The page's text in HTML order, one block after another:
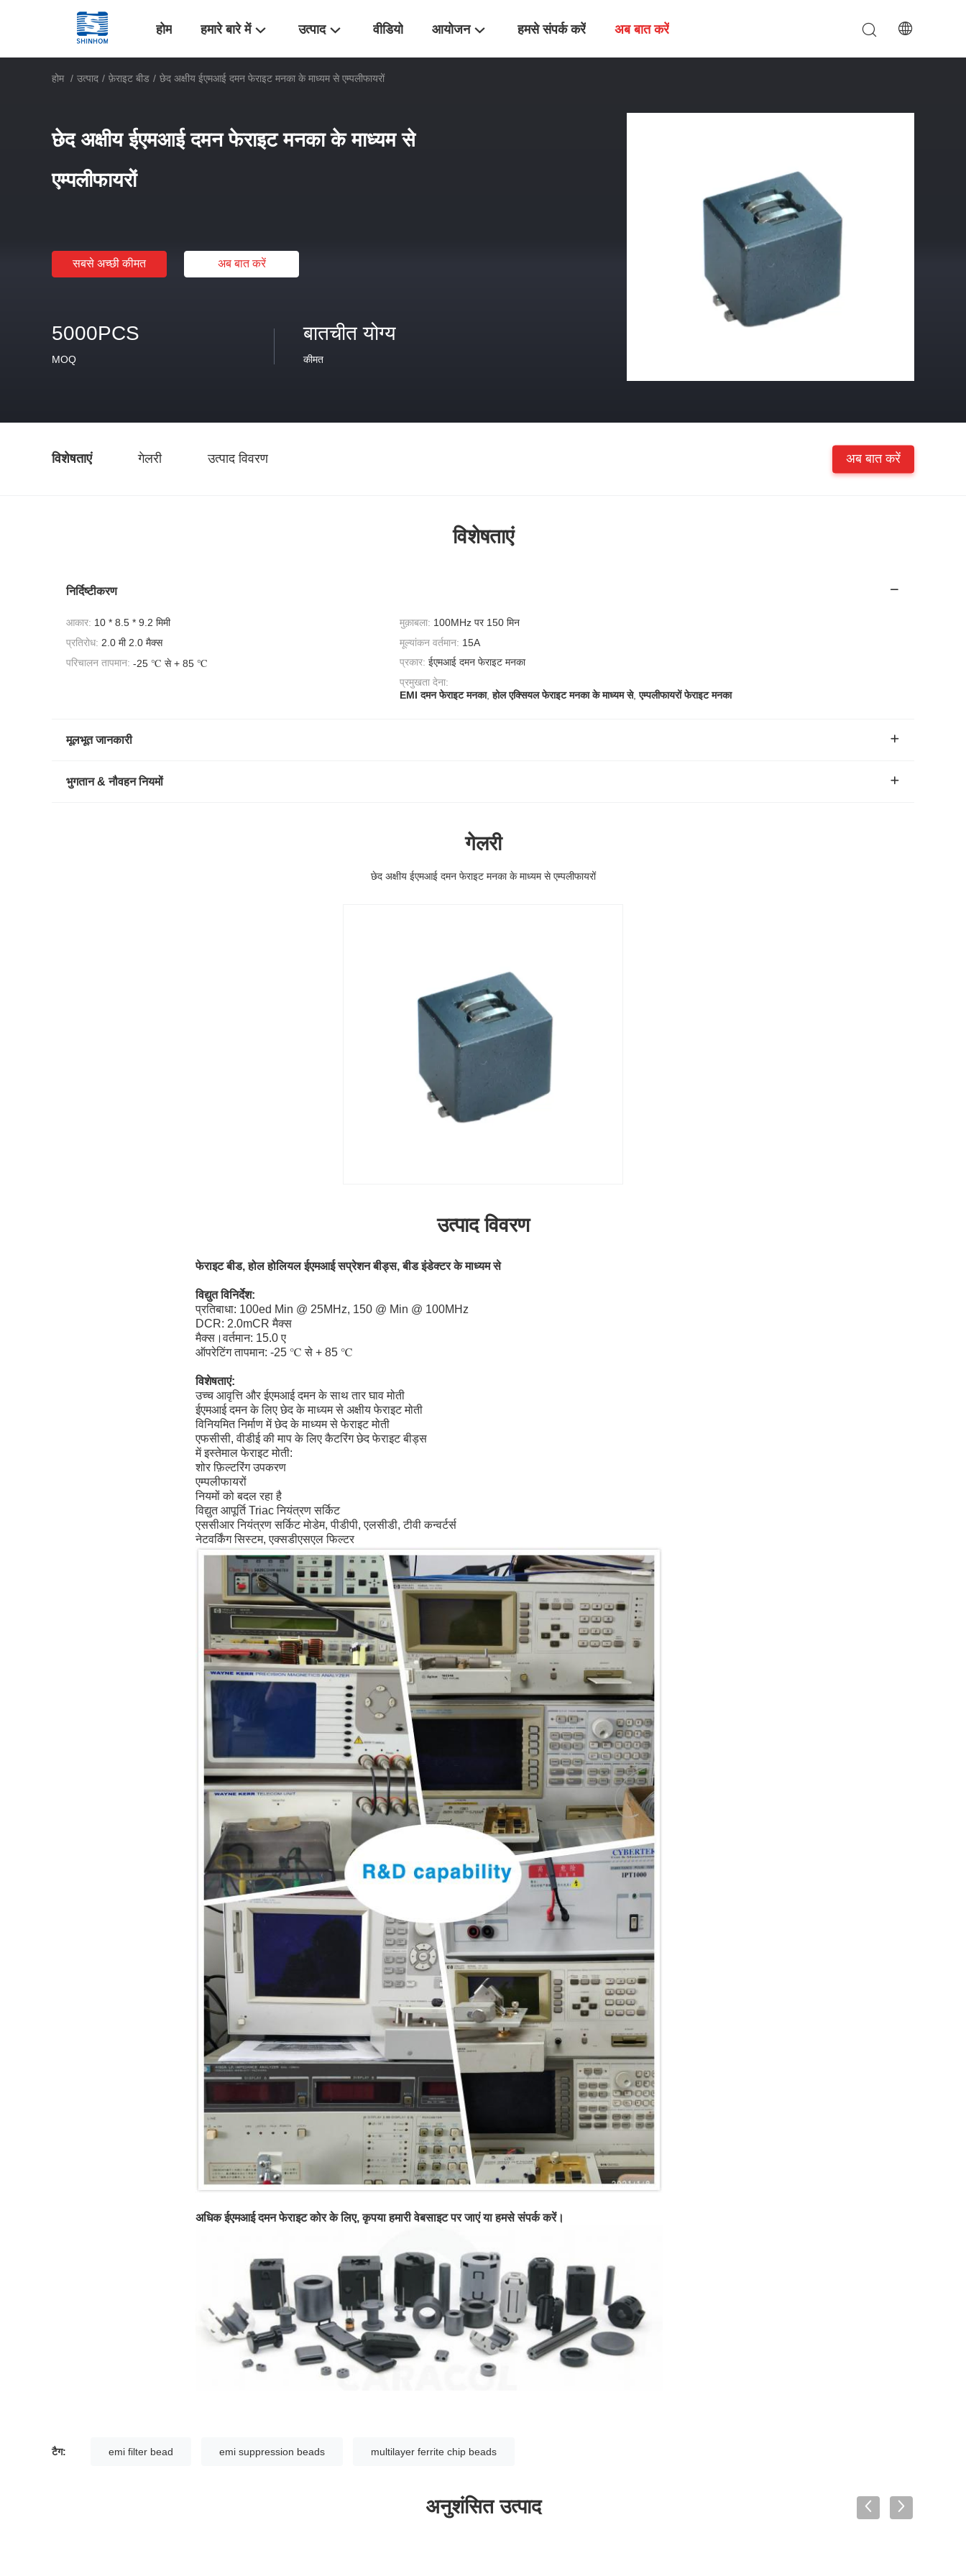
होम हमारे बारे में उत्पाद वीडियो आयोजन हमसे संपर्क करें अब बात करें
होम / उत्पाद / फ़ेराइट बीड / छेद अक्षीय ईएमआई दमन फेराइट मनका के माध्यम से एम्पलीफायरों
छेद अक्षीय ईएमआई दमन फेराइट मनका के माध्यम से
एम्पलीफायरों
सबसे अच्छी कीमत अब बात करें
5000PCS
MOQ
बातचीत योग्य
कीमत
विशेषताएं गेलरी उत्पाद विवरण अब बात करें
विशेषताएं
निर्दिष्टीकरण
आकार: 10 * 8.5 * 9.2 मिमी मुक़ाबला: 100MHz पर 150 मिन
प्रतिरोध: 2.0 मी 2.0 मैक्स मूल्यांकन वर्तमान: 15A
परिचालन तापमान: -25 ℃ से + 85 ℃ प्रकार: ईएमआई दमन फेराइट मनका
प्रमुखता देना:
EMI दमन फेराइट मनका,होल एक्सियल फेराइट मनका के माध्यम से,एम्पलीफायरों फेराइट मनका
मूलभूत जानकारी
भुगतान & नौवहन नियमों
गेलरी
छेद अक्षीय ईएमआई दमन फेराइट मनका के माध्यम से एम्पलीफायरों
उत्पाद विवरण
फेराइट बीड, होल होलियल ईएमआई सप्रेशन बीड्स, बीड इंडेक्टर के माध्यम से
विद्युत विनिर्देश:
प्रतिबाधा: 100ed Min @ 25MHz, 150 @ Min @ 100MHz
DCR: 2.0mCR मैक्स
मैक्स।वर्तमान: 15.0 ए
ऑपरेटिंग तापमान: -25 ℃ से + 85 ℃
विशेषताएं:
उच्च आवृत्ति और ईएमआई दमन के साथ तार घाव मोती
ईएमआई दमन के लिए छेद के माध्यम से अक्षीय फेराइट मोती
विनियमित निर्माण में छेद के माध्यम से फेराइट मोती
एफसीसी, वीडीई की माप के लिए कैटरिंग छेद फेराइट बीड्स
में इस्तेमाल फेराइट मोती:
शोर फ़िल्टरिंग उपकरण
एम्पलीफायरों
नियमों को बदल रहा है
विद्युत आपूर्ति Triac नियंत्रण सर्किट
एससीआर नियंत्रण सर्किट मोडेम, पीडीपी, एलसीडी, टीवी कन्वर्टर्स
नेटवर्किंग सिस्टम, एक्सडीएसएल फिल्टर
अधिक ईएमआई दमन फेराइट कोर के लिए, कृपया हमारी वेबसाइट पर जाएं या हमसे संपर्क करें।
टैग: emi filter bead emi suppression beads multilayer ferrite chip beads
अनुशंसित उत्पाद